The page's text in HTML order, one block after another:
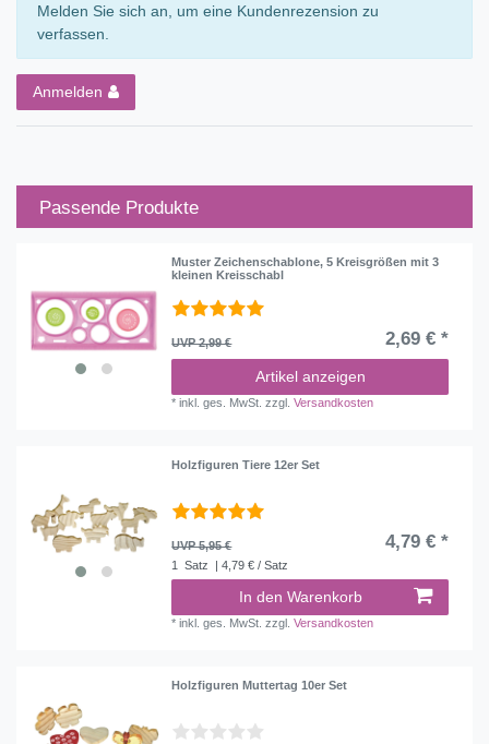
Melden Sie sich an, um eine Kundenrezension zu
verfassen.
Anmelden
Passende Produkte
Muster Zeichenschablone, 5 Kreisgrößen mit 3
kleinen Kreisschabl
UVP 2,99 € 2,69 € *
Artikel anzeigen
*inkl. ges. MwSt. zzgl.Versandkosten
Holzfiguren Tiere 12er Set
UVP 5,95 € 4,79 € *
1 Satz | 4,79 € / Satz
In den Warenkorb
*inkl. ges. MwSt. zzgl.Versandkosten
Holzfiguren Muttertag 10er Set